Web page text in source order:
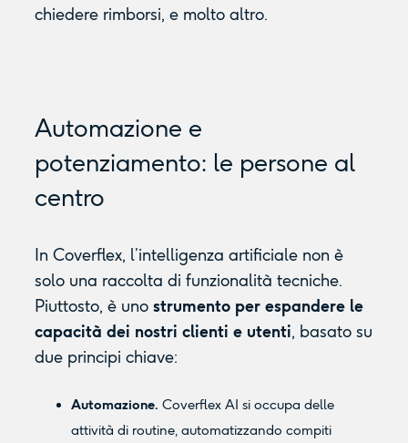
chiedere rimborsi, e molto altro.
Automazione e
potenziamento: le persone al
centro
In Coverflex, l’intelligenza artificiale non è
solo una raccolta di funzionalità tecniche.
Piuttosto, è uno strumento per espandere le
capacità dei nostri clienti e utenti, basato su
due principi chiave:
Automazione. Coverflex AI si occupa delle
attività di routine, automatizzando compiti